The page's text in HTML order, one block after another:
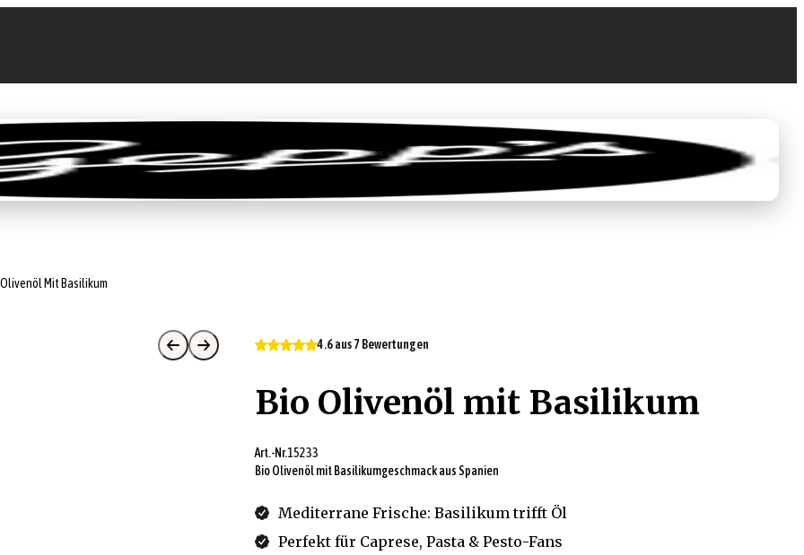
Feinkost-Abo Firmenkunden Sale € 0,00
Mit Basilikum
4.6 aus 7 Bewertungen
Bio Olivenöl mit Basilikum
Art.-Nr.15233
Bio Olivenöl mit Basilikumgeschmack aus Spanien
Mediterrane Frische: Basilikum trifft Öl
Perfekt für Caprese, Pasta & Pesto-Fans